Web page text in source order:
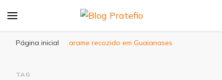
Página inicial arame recozido em Guaianases
TAG